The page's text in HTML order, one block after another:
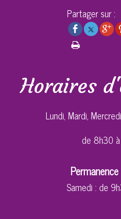
Partager sur :
Horaires
Lundi, Mardi,
de 8h30
Samedi : de